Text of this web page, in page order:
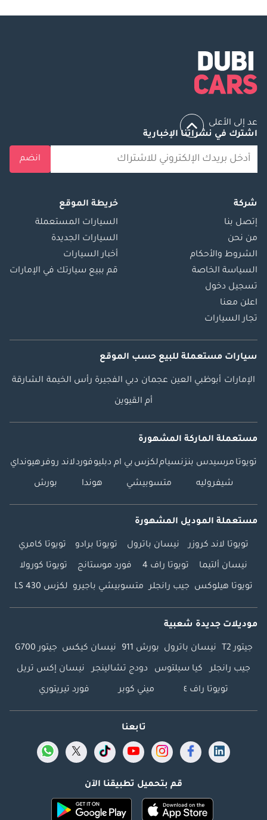
عد إلى الأعلى
اشترك في نشراتنا الإخبارية
انضم
شركة
إتصل بنا
من نحن
الشروط والأحكام
السياسة الخاصة
تسجيل دخول
اعلن معنا
تجار السيارات
خريطة الموقع
السيارات المستعملة
السيارات الجديدة
أخبار السيارات
قم ببيع سيارتك في الإمارات
سيارات مستعملة للبيع حسب الموقع
الإمارات أبوظبي العين عجمان دبي الفجيرة رأس الخيمة الشارقة
أم القيوين
مستعملة الماركة المشهورة
تويوتا مرسيدس بنزنسياملكزس بي ام دبليوفوردلاند روفرهيونداي
شيفروليه متسوبيشي هوندا بورش
مستعملة الموديل المشهورة
تويوتا لاند كروزر نيسان باترول تويوتا برادو تويوتا كامري
نيسان ألتيما تويوتا راف 4 فورد موستانج تويوتا كورولا
تويوتا هيلوكس جيب رانجلر متسوبيشي باجيرو لكزس LS 430
موديلات جديدة شعبية
جيتور T2 نيسان باترول بورش 911 نيسان كيكس جيتور G700
جيب رانجلر كيا سيلتوس دودج تشالينجر نيسان إكس تريل
تويوتا راف ٤ ميني كوبر فورد تيريتوري
تابعنا
قم بتحميل تطبيقنا الآن